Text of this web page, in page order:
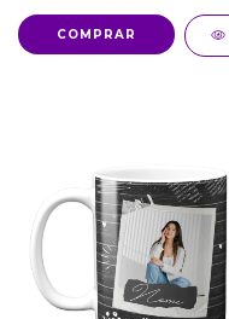
COMPRAR